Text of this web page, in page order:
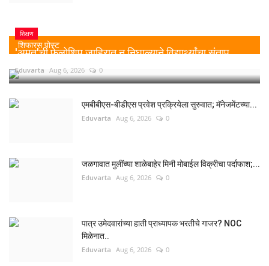
शिफारस पोस्ट
शिक्षण
'अमृत'ची फेलोशिप जाहिरात न निघाल्याने विद्यार्थ्यांचा संताप,...
Eduvarta Aug 6, 2026 0
एमबीबीएस-बीडीएस प्रवेश प्रक्रियेला सुरुवात; मॅनेजमेंटच्या...
Eduvarta Aug 6, 2026 0
जळगावात मुलींच्या शाळेबाहेर मिनी मोबाईल विक्रीचा पर्दाफाश;...
Eduvarta Aug 6, 2026 0
पात्र उमेदवारांच्या हाती प्राध्यापक भरतीचे गाजर? NOC
मिळेनात..
Eduvarta Aug 6, 2026 0